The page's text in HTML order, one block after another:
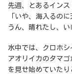
先週、とあるイン
「いや、海入るの
うん、晴れたし、い
水中では、クロホシ
アオリイカのタマ
を見せ始めていたり